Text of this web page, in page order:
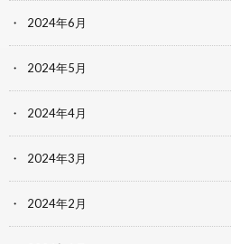
2024年6月
2024年5月
2024年4月
2024年3月
2024年2月